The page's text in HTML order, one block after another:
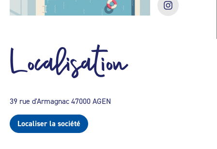
Localisation
39 rue d'Armagnac 47000 AGEN
Localiser la société